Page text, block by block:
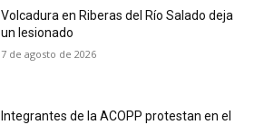
Volcadura en Riberas del Río Salado deja
un lesionado
7 de agosto de 2026
Integrantes de la ACOPP protestan en el